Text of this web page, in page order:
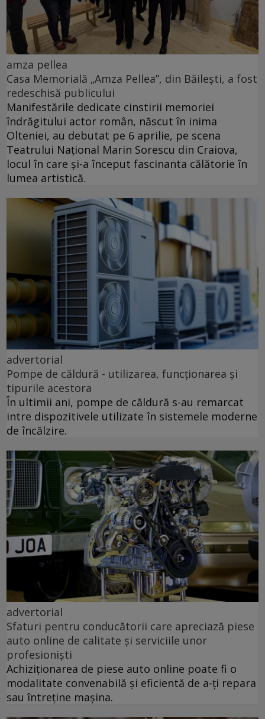
amza pellea
Casa Memorială „Amza Pellea”, din Băilești, a fost
redeschisă publicului
Manifestările dedicate cinstirii memoriei
îndrăgitului actor român, născut în inima
Olteniei, au debutat pe 6 aprilie, pe scena
Teatrului Național Marin Sorescu din Craiova,
locul în care și-a început fascinanta călătorie în
lumea artistică.
advertorial
Pompe de căldură - utilizarea, funcționarea și
tipurile acestora
În ultimii ani, pompe de căldură s-au remarcat
intre dispozitivele utilizate în sistemele moderne
de încălzire.
advertorial
Sfaturi pentru conducătorii care apreciază piese
auto online de calitate și serviciile unor
profesioniști
Achiziționarea de piese auto online poate fi o
modalitate convenabilă și eficientă de a-ți repara
sau întreține mașina.